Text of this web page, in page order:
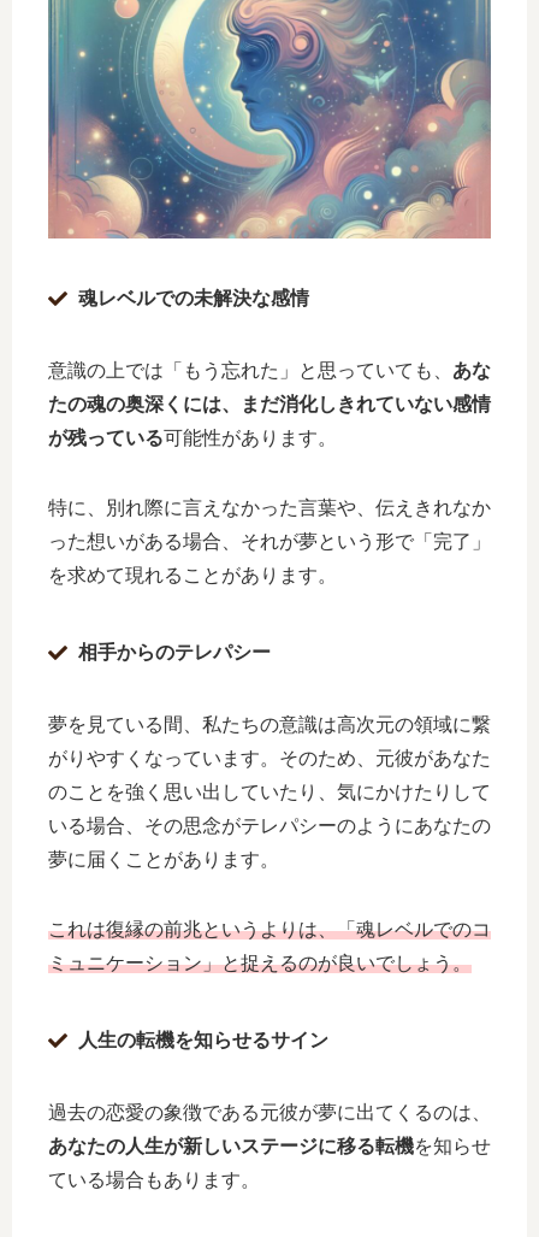
魂レベルでの未解決な感情
意識の上では「もう忘れた」と思っていても、 あな
たの魂の奥深くには、まだ消化しきれていない感情
が残っている可能性があります。
特に、別れ際に言えなかった言葉や、伝えきれなか
った想いがある場合、それが夢という形で「完了」
を求めて現れることがあります。
相手からのテレパシー
夢を見ている間、私たちの意識は高次元の領域に繋
がりやすくなっています。そのため、元彼があなた
のことを強く思い出していたり、気にかけたりして
いる場合、その思念がテレパシーのようにあなたの
夢に届くことがあります。
これは復縁の前兆というよりは、「魂レベルでのコ
ミュニケーション」と捉えるのが良いでしょう。
人生の転機を知らせるサイン
過去の恋愛の象徴である元彼が夢に出てくるのは、
あなたの人生が新しいステージに移る転機を知らせ
ている場合もあります。